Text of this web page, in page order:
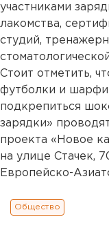
участниками
лакомства,
студий,
Стоит отметить,
футболки и
подкрепиться
зарядки»
проекта «Новое
на улице Стачек,
Европейско-
Общество